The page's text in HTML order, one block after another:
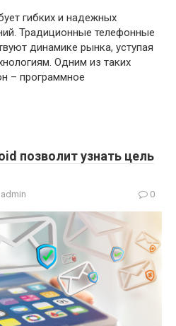
гибких и надежных
Традиционные телефонные
динамике рынка, уступая
Одним из таких
– программное
позволит узнать цель
admin 0